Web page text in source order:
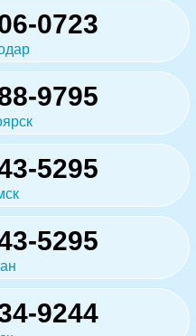
0723
9795
5295
5295
9244